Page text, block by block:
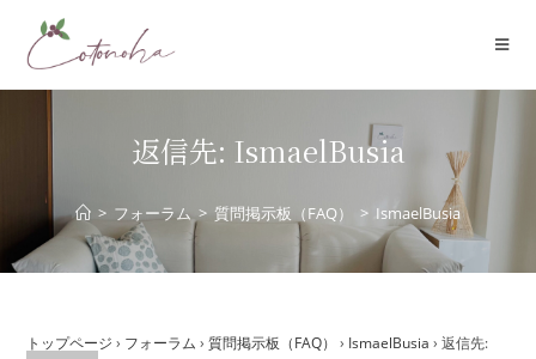
返信先: IsmaelBusia
> フォーラム > 質問掲示板（FAQ） > IsmaelBusia
トップページ › フォーラム › 質問掲示板（FAQ） › IsmaelBusia › 返信先: